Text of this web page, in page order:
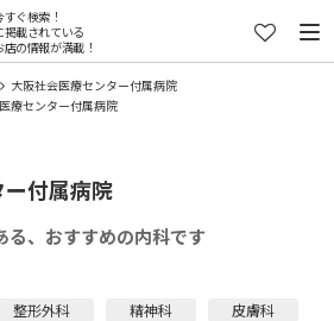
ぐ検索！
掲載されている
の情報が満載！
大阪社会医療センター付属病院
療センター付属病院
付属病院
る、おすすめの内科です
整形外科 精神科 皮膚科